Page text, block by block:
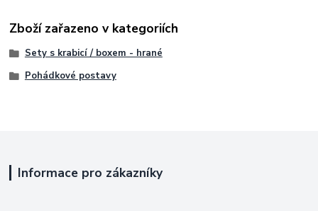
Zboží zařazeno v kategoriích
Sety s krabicí / boxem - hrané
Pohádkové postavy
Informace pro zákazníky